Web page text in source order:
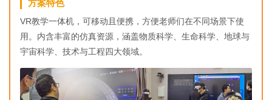
方案特色
VR教学一体机，可移动且便携，方便老师们在不同场景下使
用。内含丰富的仿真资源，涵盖物质科学、生命科学、地球与
宇宙科学、技术与工程四大领域。